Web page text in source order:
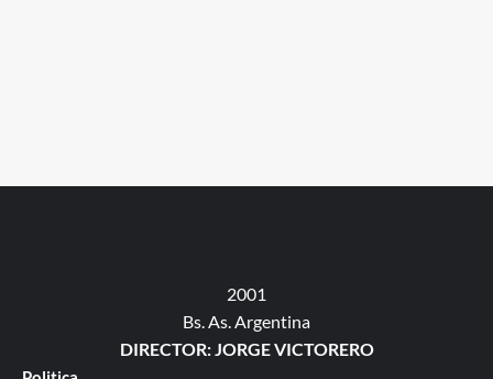
2001
Bs. As. Argentina
DIRECTOR: JORGE VICTORERO